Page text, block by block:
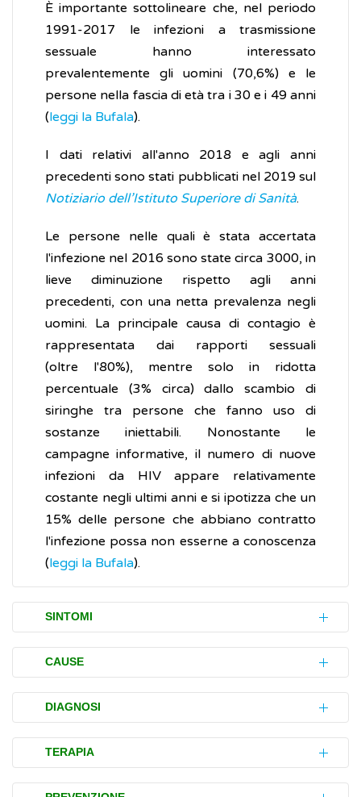
È importante sottolineare che, nel periodo
1991-2017 le infezioni a trasmissione
sessuale hanno interessato
prevalentemente gli uomini (70,6%) e le
persone nella fascia di età tra i 30 e i 49 anni
(leggi la Bufala).
I dati relativi all'anno 2018 e agli anni
precedenti sono stati pubblicati nel 2019 sul
Notiziario dell’Istituto Superiore di Sanità.
Le persone nelle quali è stata accertata
l'infezione nel 2016 sono state circa 3000, in
lieve diminuzione rispetto agli anni
precedenti, con una netta prevalenza negli
uomini. La principale causa di contagio è
rappresentata dai rapporti sessuali
(oltre l'80%), mentre solo in ridotta
percentuale (3% circa) dallo scambio di
siringhe tra persone che fanno uso di
sostanze iniettabili. Nonostante le
campagne informative, il numero di nuove
infezioni da HIV appare relativamente
costante negli ultimi anni e si ipotizza che un
15% delle persone che abbiano contratto
l'infezione possa non esserne a conoscenza
(leggi la Bufala).
SINTOMI
Le infezioni sessualmente trasmesse (IST) si
manifestano con disturbi (sintomi)
estremamente variabili in base ai
microrganismi che ne sono responsabili
(leggi la Bufala
Le IST, di natura batterica (sifilide,gonorrea,
CAUSE
Le infezioni sessualmente tramesse (IST) si
acquisiscono generalmente per via sessuale,
attraverso i rapporti vaginali, anali, oro-
genitali non protetti da preservativo o da
dental dam (membrana in lattice) con
DIAGNOSI
Le infezioni sessualmente trasmesse (IST)
possono essere presenti senza dare
manifestazioni evidenti o provocare lesioni e
TERAPIA